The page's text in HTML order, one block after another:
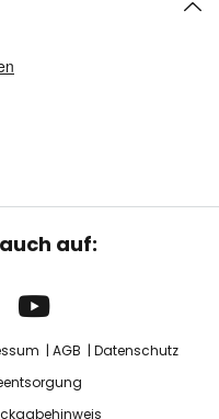
auf:
AGB
Datenschutz